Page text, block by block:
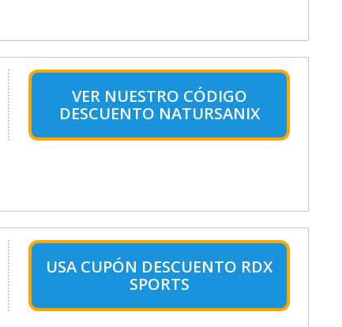
VER NUESTRO CÓDIGO
DESCUENTO NATURSANIX
USA CUPÓN DESCUENTO RDX
SPORTS